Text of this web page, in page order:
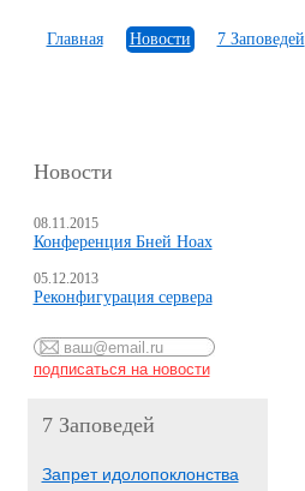
Главная Новости 7 Заповедей
Новости
08.11.2015
Конференция Бней Ноах
05.12.2013
Реконфигурация сервера
7 Заповедей
Запрет идолопоклонства